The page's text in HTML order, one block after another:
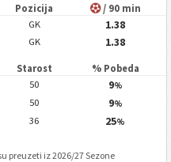
Pozicija / 90 min
GK
1.38
GK 1.38
Starost % Pobeda
50 9%
50 9%
36 25%
preuzeti iz 2026/27 Sezone